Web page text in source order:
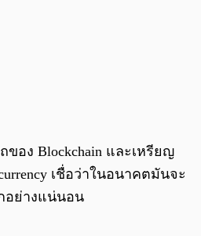
อง Blockchain และเหรียญ
เชื่อว่าในอนาคตมันจะ
อย่างแน่นอน